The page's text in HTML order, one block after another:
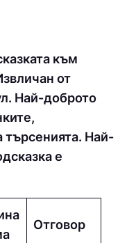
към
от
Най-доброто
търсенията. Най-
е
Отговор